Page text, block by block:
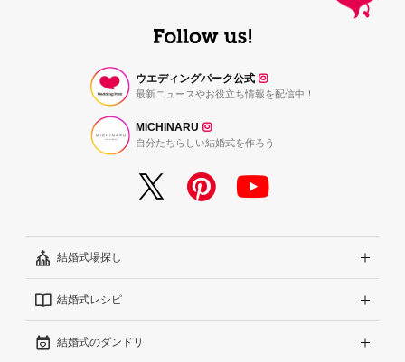
ウエディングパーク公式
最新ニュースやお役立ち情報を配信中！
MICHINARU
自分たちらしい結婚式を作ろう
結婚式場探し
エリアから探す
こだわりから探す
結婚式レシピ
結婚式準備レポート『ハナレポ』
結婚式のダンドリ